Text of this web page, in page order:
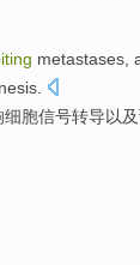
metastases,
.
细胞信号转导以及